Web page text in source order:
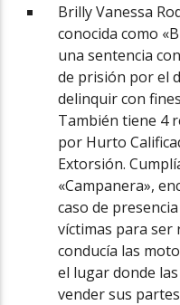
Brilly Vanessa
conocida como
una sentencia
de prisión por el
delinquir con
También tiene 4
por Hurto
Extorsión.
«Campanera»,
caso de
víctimas para ser
conducía las
el lugar donde
vender sus